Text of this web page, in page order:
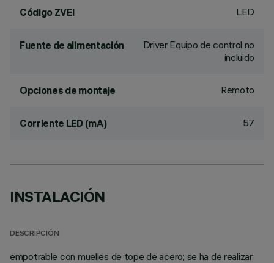
Código ZVEI LED
Fuente de alimentación
Driver Equipo de control no
incluido
Opciones de montaje Remoto
Corriente LED (mA) 57
INSTALACIÓN
DESCRIPCIÓN
empotrable con muelles de tope de acero; se ha de realizar